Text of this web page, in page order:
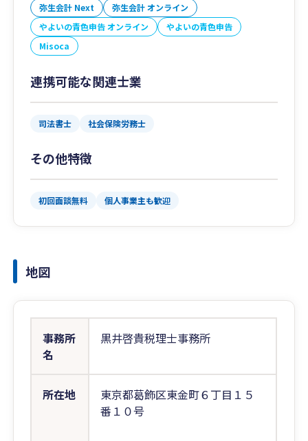
弥生会計 Next
弥生会計 オンライン
やよいの青色申告 オンライン
やよいの青色申告
Misoca
連携可能な関連士業
司法書士 社会保険労務士
その他特徴
初回面談無料 個人事業主も歓迎
地図
事務所
名
黒井啓貴税理士事務所
所在地
東京都葛飾区東金町６丁目１５
番１０号